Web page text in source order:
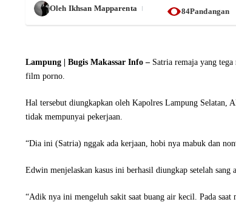
Oleh Ikhsan Mapparenta 84Pandangan
Lampung | Bugis Makassar Info – Satria remaja yang
film porno.
Hal tersebut diungkapkan oleh Kapolres Lampung Selatan,
tidak mempunyai pekerjaan.
“Dia ini (Satria) nggak ada kerjaan, hobi nya mabuk dan
Edwin menjelaskan kasus ini berhasil diungkap setelah
“Adik nya ini mengeluh sakit saat buang air kecil. Pada